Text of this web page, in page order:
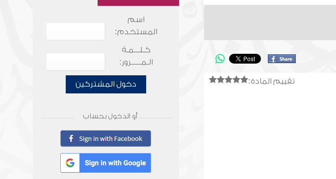
تقييم المادة:
اسم
المستخدم:
كـلـــمـة
الـمـــــرور:
دخول المشتركين
أو الدخول بحساب